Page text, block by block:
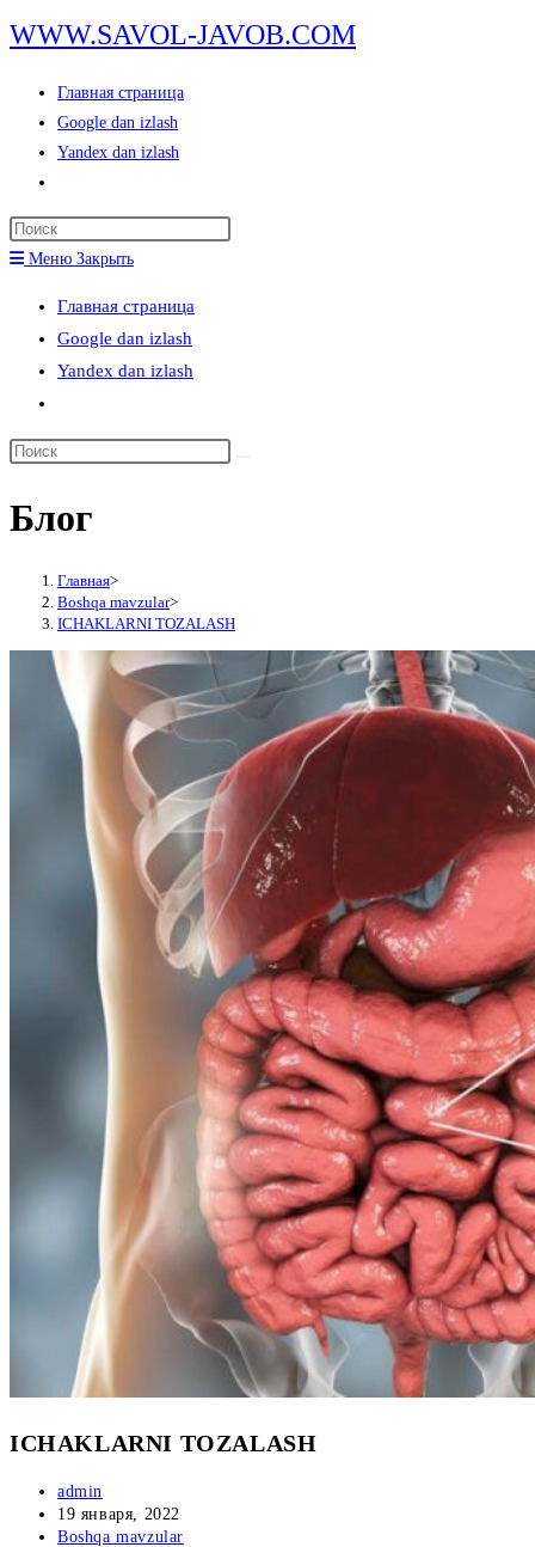
Перейти
к
содержимому
WWW.SAVOL-JAVOB.COM
Главная страница
Google dan izlash
Yandex dan izlash
по
веб-
сайту
Меню Закрыть
Главная страница
Google dan izlash
Yandex dan izlash
по
сайту
Поиск
сайте
Блог
Главная>
Boshqa mavzular>
ICHAKLARNI TOZALASH
ICHAKLARNI TOZALASH
Автор
записи:
admin
Запись
опубликована:
19 января, 2022
Рубрика
Boshqa mavzular